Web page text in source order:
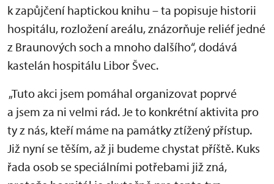
k zapůjčení haptickou knihu – ta popisuje historii
hospitálu, rozložení areálu, znázorňuje reliéf jedné
z Braunových soch a mnoho dalšího“, dodává
kastelán hospitálu Libor Švec.
„Tuto akci jsem pomáhal organizovat poprvé
a jsem za ni velmi rád. Je to konkrétní aktivita pro
ty z nás, kteří máme na památky ztížený přístup.
Již nyní se těším, až ji budeme chystat příště. Kuks
řada osob se speciálními potřebami již zná,